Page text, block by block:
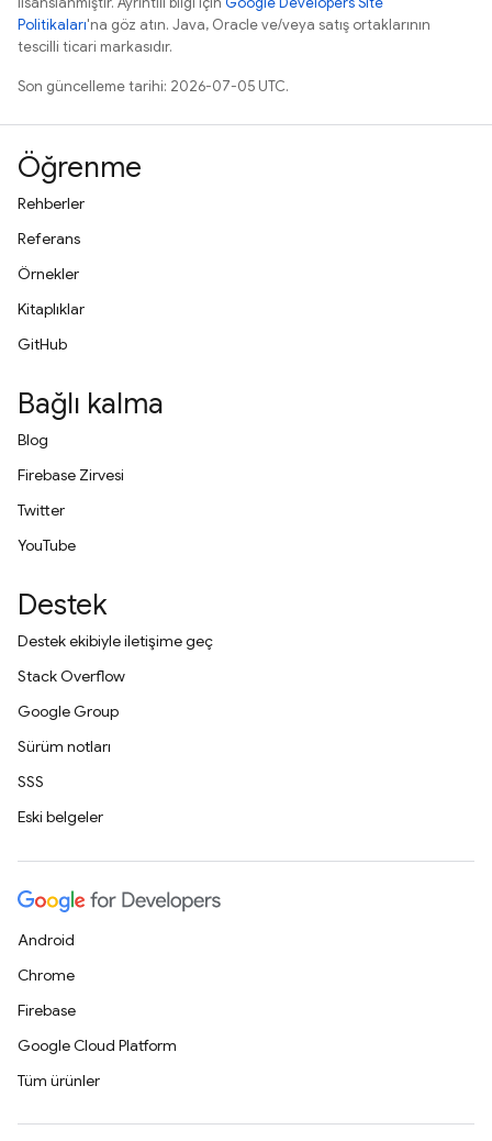
Politikaları'na göz atın. Java, Oracle ve/veya satış ortaklarının
tescilli ticari markasıdır.
Son güncelleme tarihi: 2026-07-05 UTC.
Öğrenme
Rehberler
Referans
Örnekler
Kitaplıklar
GitHub
Bağlı kalma
Blog
Firebase Zirvesi
Twitter
YouTube
Destek
Destek ekibiyle iletişime geç
Stack Overflow
Google Group
Sürüm notları
SSS
Eski belgeler
Android
Chrome
Firebase
Google Cloud Platform
Tüm ürünler